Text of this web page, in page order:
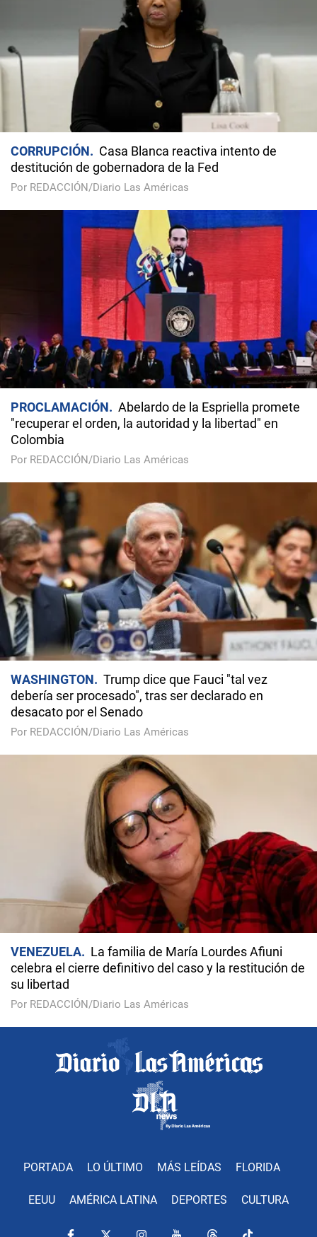
CORRUPCIÓN
Casa Blanca reactiva intento de
destitución de gobernadora de la Fed
Por REDACCIÓN/Diario Las Américas
PROCLAMACIÓN
Abelardo de la Espriella promete
"recuperar el orden, la autoridad y la libertad" en
Colombia
Por REDACCIÓN/Diario Las Américas
WASHINGTON
Trump dice que Fauci "tal vez
debería ser procesado", tras ser declarado en
desacato por el Senado
Por REDACCIÓN/Diario Las Américas
VENEZUELA
La familia de María Lourdes Afiuni
celebra el cierre definitivo del caso y la restitución de
su libertad
Por REDACCIÓN/Diario Las Américas
PORTADA LO ÚLTIMO MÁS LEÍDAS FLORIDA
EEUU AMÉRICA LATINA DEPORTES CULTURA